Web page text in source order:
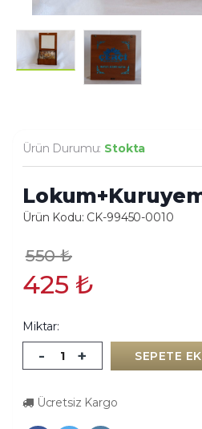
Ürün Durumu: Stokta
Ürün Kodu: CK-99450-0010
550₺
425 ₺
Miktar:
- + SEPETE
Ücretsiz Kargo